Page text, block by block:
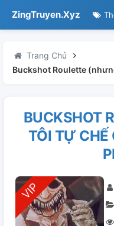
ZingTruyen.Xyz
Trang Chủ
Buckshot Roulette
BUCKSHOT
TÔI TỰ CHẾ